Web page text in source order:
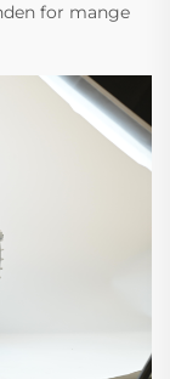
for mange